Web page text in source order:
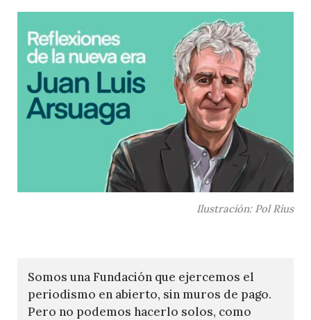
Ilustración: Pol Rius
Somos una Fundación que ejercemos el
periodismo en abierto, sin muros de pago.
Pero no podemos hacerlo solos, como